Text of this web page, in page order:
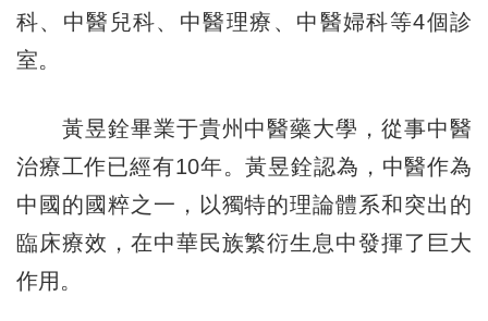
科、中醫兒科、中醫理療、中醫婦科等4個診
室。
黃昱銓畢業于貴州中醫藥大學，從事中醫
治療工作已經有10年。黃昱銓認為，中醫作為
中國的國粹之一，以獨特的理論體系和突出的
臨床療效，在中華民族繁衍生息中發揮了巨大
作用。